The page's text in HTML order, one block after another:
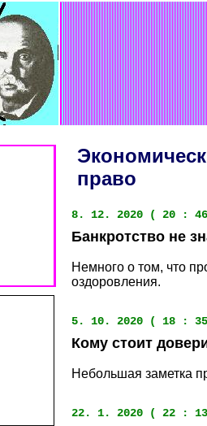
право
8. 12. 2020 ( 20 :
Банкротство не
Немного о том, что
оздоровления.
5. 10. 2020 ( 18 :
Кому стоит
Небольшая заметка
22. 1. 2020 ( 22 :